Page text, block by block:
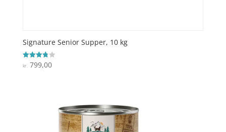
Signature Senior Supper, 10 kg
Vurderet
3.8
kr.799,00